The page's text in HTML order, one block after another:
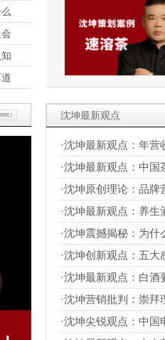
考察：沈坤老师应邀考
洽谈：沈坤老师赴中原
沈坤最新观点
·沈坤最新观点：年
·沈坤最新观点：中
·沈坤原创理论：品
·沈坤最新观点：养
·沈坤震撼揭秘：为
·沈坤创新观点：五
·沈坤最新观点：白
·沈坤营销批判：崇
·沈坤尖锐观点：中